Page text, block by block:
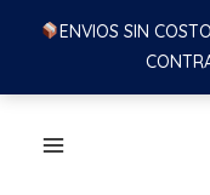
ENVIOS SIN COSTO